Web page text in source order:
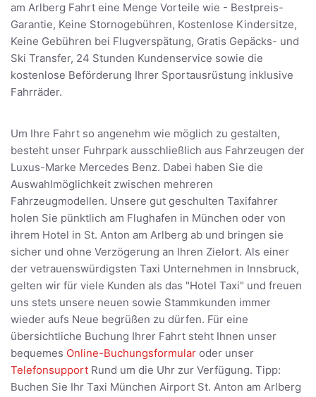
am Arlberg Fahrt eine Menge Vorteile wie - Bestpreis-
Garantie, Keine Stornogebühren, Kostenlose Kindersitze,
Keine Gebühren bei Flugverspätung, Gratis Gepäcks- und
Ski Transfer, 24 Stunden Kundenservice sowie die
kostenlose Beförderung Ihrer Sportausrüstung inklusive
Fahrräder.
Um Ihre Fahrt so angenehm wie möglich zu gestalten,
besteht unser Fuhrpark ausschließlich aus Fahrzeugen der
Luxus-Marke Mercedes Benz. Dabei haben Sie die
Auswahlmöglichkeit zwischen mehreren
Fahrzeugmodellen. Unsere gut geschulten Taxifahrer
holen Sie pünktlich am Flughafen in München oder von
ihrem Hotel in St. Anton am Arlberg ab und bringen sie
sicher und ohne Verzögerung an Ihren Zielort. Als einer
der vetrauenswürdigsten Taxi Unternehmen in Innsbruck,
gelten wir für viele Kunden als das "Hotel Taxi" und freuen
uns stets unsere neuen sowie Stammkunden immer
wieder aufs Neue begrüßen zu dürfen. Für eine
übersichtliche Buchung Ihrer Fahrt steht Ihnen unser
bequemes Online-Buchungsformular oder unser
Telefonsupport Rund um die Uhr zur Verfügung. Tipp:
Buchen Sie Ihr Taxi München Airport St. Anton am Arlberg